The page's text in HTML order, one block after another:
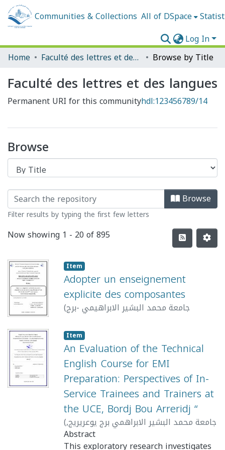
Communities & Collections All of DSpace
Log In
Home
Faculté des lettres et des langues Browse by Title
Faculté des lettres et des langues
Permanent URI for this communityhdl:123456789/14
Browse
Browse
Filter results by typing the first few letters
Now showing 1 - 20 of 895
Item
Adopter un enseignement
explicite des composantes
(جامعة محمد البشير الابراهيمي -برج
Item
An Evaluation of the Technical
English Course for EMI
Preparation: Perspectives of In-
Service Trainees and Trainers at
the UCE, Bordj Bou Arreridj “
(جامعة محمد البشير الابراهمي برج يوعريريج,
2025)Benouerkhou Mebarka
Meriem;Haddad Malika;
Abstract
This exploratory research investigates